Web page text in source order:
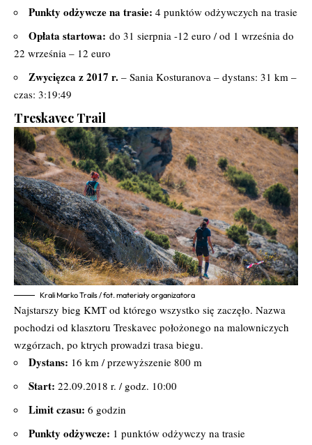
Punkty odżywcze na trasie: 4 punktów odżywczych na trasie
Opłata startowa: do 31 sierpnia -12 euro / od 1 września do
22 września – 12 euro
Zwycięzca z 2017 r. – Sania Kosturanova – dystans: 31 km –
czas: 3:19:49
Treskavec Trail
Krali Marko Trails / fot. materiały organizatora
Najstarszy bieg KMT od którego wszystko się zaczęło. Nazwa
pochodzi od klasztoru Treskavec położonego na malowniczych
wzgórzach, po ktrych prowadzi trasa biegu.
Dystans: 16 km / przewyższenie 800 m
Start: 22.09.2018 r. / godz. 10:00
Limit czasu: 6 godzin
Punkty odżywcze: 1 punktów odżywczy na trasie